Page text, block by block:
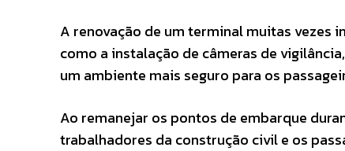
A renovação de um terminal muitas vezes
como a instalação de câmeras de
um ambiente mais seguro para os
Ao remanejar os pontos de embarque
trabalhadores da construção civil e os